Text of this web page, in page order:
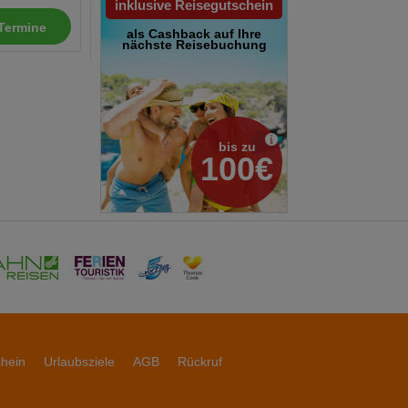
inklusive Reisegutschein
als Cashback auf Ihre
nächste Reisebuchung
bis zu
100€
Urlaubsziele AGB
Rückruf